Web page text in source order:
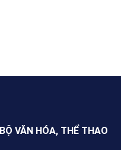
VĂN HÓA, THỂ THAO